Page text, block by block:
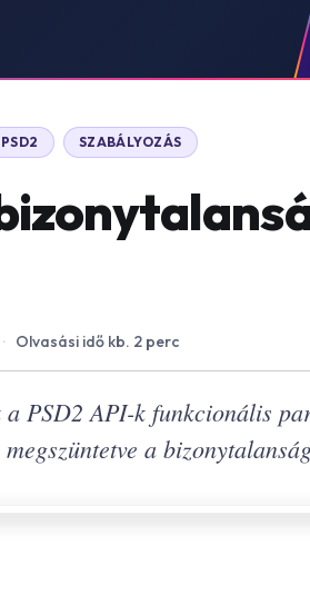
PSD2 SZABÁLYOZÁS
· Olvasási idő kb. 2 perc
PSD2 API-k funkcionális
megszüntetve a